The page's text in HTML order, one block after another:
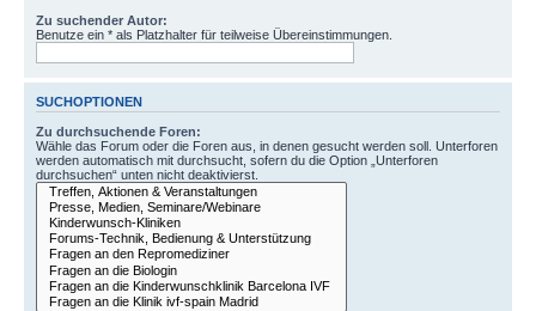
Zu suchender Autor:
Benutze ein * als Platzhalter für teilweise Übereinstimmungen.
SUCHOPTIONEN
Zu durchsuchende Foren:
Wähle das Forum oder die Foren aus, in denen gesucht werden soll. Unterforen
werden automatisch mit durchsucht, sofern du die Option „Unterforen
durchsuchen“ unten nicht deaktivierst.